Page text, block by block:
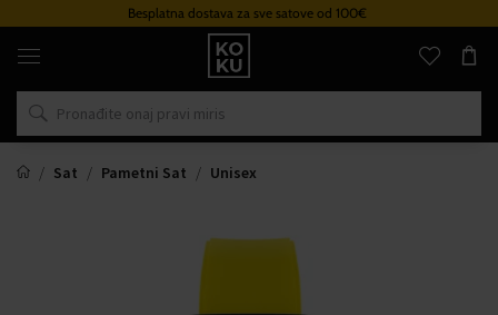
Besplatna dostava za sve satove od 100€
Originalni
parfemi
satovi
na
mjestu
Sat
Pametni Sat Unisex